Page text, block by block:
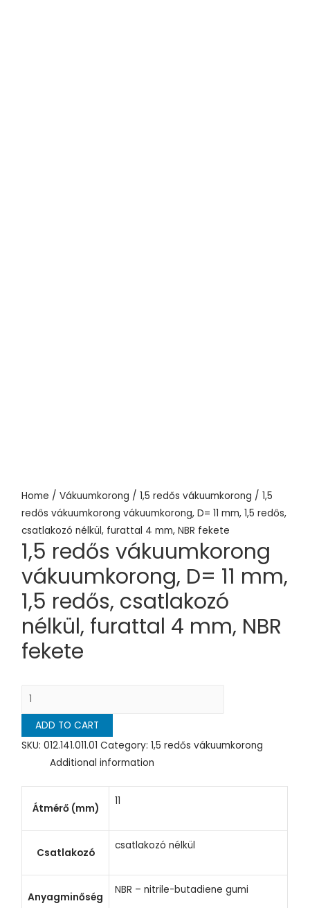
Home /Vákuumkorong /1,5 redős vákuumkorong / 1,5
redős vákuumkorong vákuumkorong, D= 11 mm, 1,5 redős,
csatlakozó nélkül, furattal 4 mm, NBR fekete
1,5 redős vákuumkorong
vákuumkorong, D= 11 mm,
1,5 redős, csatlakozó
nélkül, furattal 4 mm, NBR
fekete
1,5
vákuumkorong
vákuumkorong,
redős,
csatlakozó
4
ADD TO CART
SKU:012.141.011.01 Category:1,5 redős vákuumkorong
Additional information
Átmérő (mm)
11
Csatlakozó
csatlakozó nélkül
Anyagminőség
NBR – nitrile-butadiene gumi